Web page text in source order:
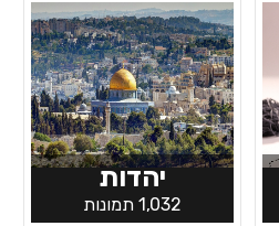
יהדות
1,032 תמונות